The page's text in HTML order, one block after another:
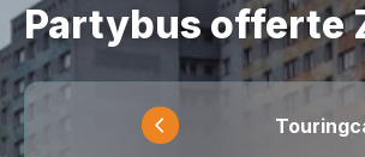
Partybus offerte